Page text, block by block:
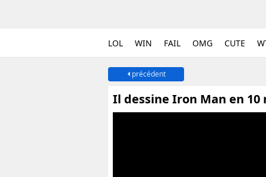
LOL WIN FAIL OMG CUTE
précédent
Il dessine Iron Man en